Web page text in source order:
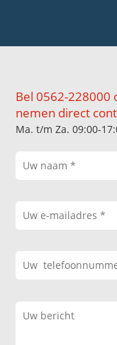
Bel 0562-228000
nemen direct
Ma. t/m Za. 09:00-